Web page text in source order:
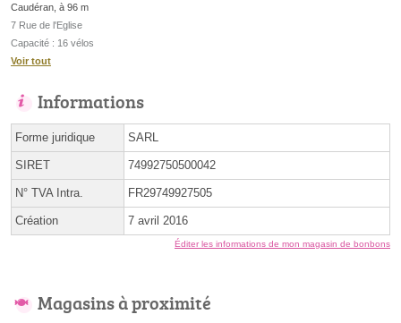
Caudéran, à 96 m
7 Rue de l'Eglise
Capacité : 16 vélos
Voir tout
Informations
Forme juridique SARL
SIRET 74992750500042
N° TVA Intra. FR29749927505
Création 7 avril 2016
Éditer les informations de mon magasin de bonbons
Magasins à proximité